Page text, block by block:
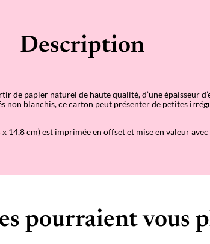
Description
de papier naturel de haute qualité, d’une épaisseur
non blanchis, ce carton peut présenter de petites
14,8 cm) est imprimée en offset et mise en valeur
pourraient vous